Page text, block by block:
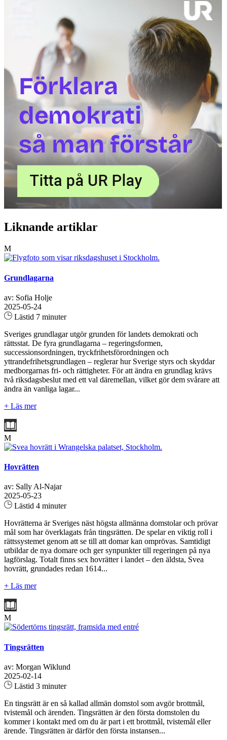
Liknande artiklar
M
Grundlagarna
av: Sofia Holje
2025-05-24
Lästid 7 minuter
Sveriges grundlagar utgör grunden för landets demokrati och
rättsstat. De fyra grundlagarna – regeringsformen,
successionsordningen, tryckfrihetsförordningen och
yttrandefrihetsgrundlagen – reglerar hur Sverige styrs och skyddar
medborgarnas fri- och rättigheter. För att ändra en grundlag krävs
två riksdagsbeslut med ett val däremellan, vilket gör dem svårare att
ändra än vanliga lagar...
+ Läs mer
M
Hovrätten
av: Sally Al-Najar
2025-05-23
Lästid 4 minuter
Hovrätterna är Sveriges näst högsta allmänna domstolar och prövar
mål som har överklagats från tingsrätten. De spelar en viktig roll i
rättssystemet genom att se till att domar kan omprövas. Samtidigt
utbildar de nya domare och ger synpunkter till regeringen på nya
lagförslag. Totalt finns sex hovrätter i landet – den äldsta, Svea
hovrätt, grundades redan 1614...
+ Läs mer
M
Tingsrätten
av: Morgan Wiklund
2025-02-14
Lästid 3 minuter
En tingsrätt är en så kallad allmän domstol som avgör brottmål,
tvistemål och ärenden. Tingsrätten är den första domstolen du
kommer i kontakt med om du är part i ett brottmål, tvistemål eller
ärende. Tingsrätten är därför den första instansen...